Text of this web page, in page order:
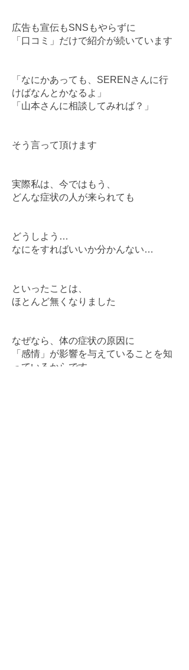
広告も宣伝もSNSもやらずに
「口コミ」だけで紹介が続いています
「なにかあっても、SERENさんに行
けばなんとかなるよ」
「山本さんに相談してみれば？」
そう言って頂けます
実際私は、今ではもう、
どんな症状の人が来られても
どうしよう…
なにをすればいいか分かんない…
といったことは、
ほとんど無くなりました
なぜなら、体の症状の原因に
「感情」が影響を与えていることを知
っているからです